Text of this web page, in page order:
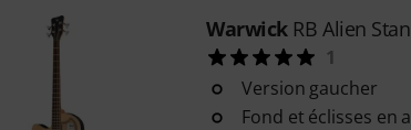
Warwick RB Alien
1
Version gaucher
Fond et éclisses en